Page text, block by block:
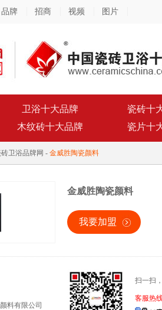
品牌 招商 视频 图片
卫浴十大品牌 瓷砖十
木纹砖十大品牌 瓷片十
卫浴品牌网 - 金威胜陶瓷颜料
金威胜陶瓷颜料
我要加盟
料有限公司
扫一扫
客服热